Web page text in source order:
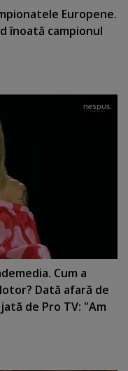
Europene.
înoată campionul
Cum a
Dată afară de
de Pro TV: "Am